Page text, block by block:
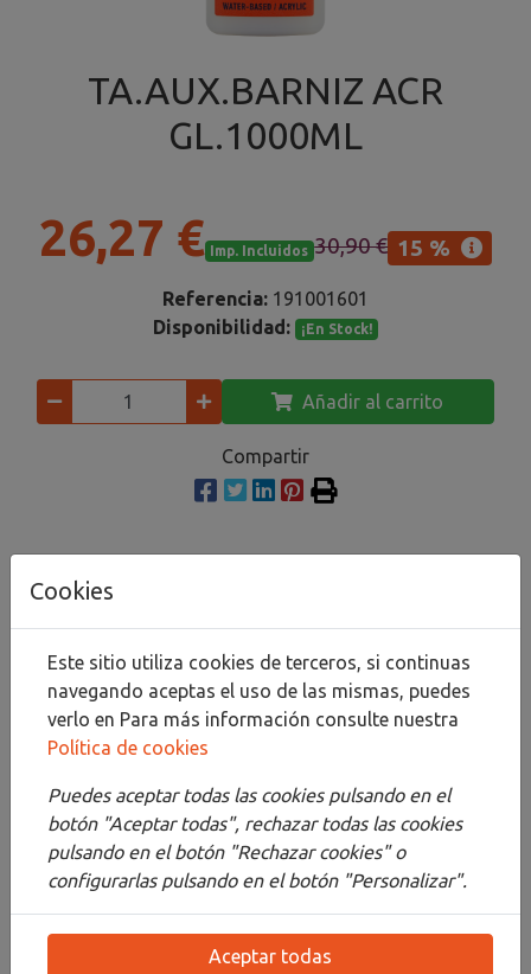
TA.AUX.BARNIZ ACR
GL.1000ML
26,27 € Imp. Incluidos 30,90 € 15 %
Referencia: 191001601
Disponibilidad:
¡En Stock!
Añadir al carrito
Compartir
Adjuntos
Barniz acrílico de base agua de alta dureza y
excelente flexibilidad, diseñado para proporcionar
protección y durabilidad prolongadas. Fácil
aplicación, ideal para su uso en Bellas Artes,
rayos U.V.: no amarillea con el tiempo. Excelente
adhesión: se adhiere bien a la mayoría de
Cookies
Este sitio utiliza cookies de terceros, si continuas
navegando aceptas el uso de las mismas, puedes
verlo en Para más información consulte nuestra
Política de cookies
Puedes aceptar todas las cookies pulsando en el
botón "Aceptar todas", rechazar todas las cookies
pulsando en el botón "Rechazar cookies" o
configurarlas pulsando en el botón "Personalizar".
Aceptar todas